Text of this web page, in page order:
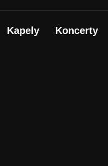
Kapely Koncerty